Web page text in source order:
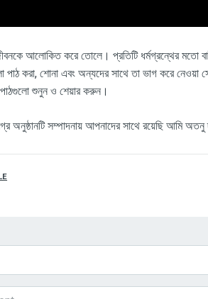
আলোকিত করে তোলে। প্রতিটি ধর্মগ্রন্থের মতো
করা, শোনা এবং অন্যদের সাথে তা ভাগ করে নেওয়া
পাঠগুলো শুনুন ও শেয়ার করুন।
অনুষ্ঠানটি সম্পাদনায় আপনাদের সাথে রয়েছি আমি অতনু